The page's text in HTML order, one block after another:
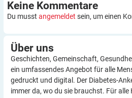
Keine Kommentare
Du musst angemeldet sein, um einen
Über uns
Geschichten, Gemeinschaft,
ein umfassendes Angebot für alle
gedruckt und digital. Der Diabetes-
immer da, wo du sie brauchst. Für alle